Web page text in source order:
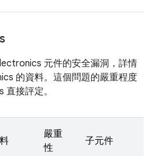
元件的安全漏洞，詳情
的資料。這個問題的嚴重程度
接評定。
嚴重
性
子元件